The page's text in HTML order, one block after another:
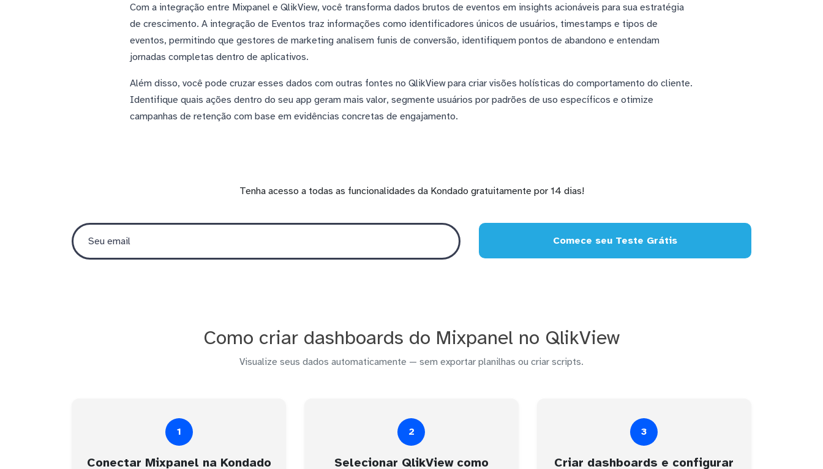
Com a integração entre Mixpanel e QlikView, você transforma dados brutos de eventos em insights acionáveis para sua estratégia
de crescimento. A integração de Eventos traz informações como identificadores únicos de usuários, timestamps e tipos de
eventos, permitindo que gestores de marketing analisem funis de conversão, identifiquem pontos de abandono e entendam
jornadas completas dentro de aplicativos.
Além disso, você pode cruzar esses dados com outras fontes no QlikView para criar visões holísticas do comportamento do cliente.
Identifique quais ações dentro do seu app geram mais valor, segmente usuários por padrões de uso específicos e otimize
campanhas de retenção com base em evidências concretas de engajamento.
Tenha acesso a todas as funcionalidades da Kondado gratuitamente por 14 dias!
Comece seu Teste Grátis
Como criar dashboards do Mixpanel no QlikView
Visualize seus dados automaticamente — sem exportar planilhas ou criar scripts.
1
Conectar Mixpanel na Kondado
2
Selecionar QlikView como
3
Criar dashboards e configurar